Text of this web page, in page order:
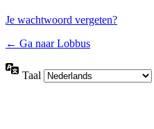
Je wachtwoord vergeten?
← Ga naar Lobbus
Taal